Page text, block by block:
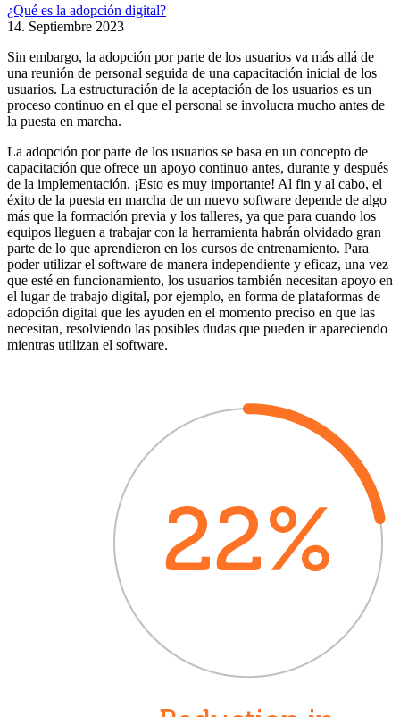
¿Qué es la adopción digital?
14. Septiembre 2023
Sin embargo, la adopción por parte de los usuarios va más allá de
una reunión de personal seguida de una capacitación inicial de los
usuarios. La estructuración de la aceptación de los usuarios es un
proceso continuo en el que el personal se involucra mucho antes de
la puesta en marcha.
La adopción por parte de los usuarios se basa en un concepto de
capacitación que ofrece un apoyo continuo antes, durante y después
de la implementación. ¡Esto es muy importante! Al fin y al cabo, el
éxito de la puesta en marcha de un nuevo software depende de algo
más que la formación previa y los talleres, ya que para cuando los
equipos lleguen a trabajar con la herramienta habrán olvidado gran
parte de lo que aprendieron en los cursos de entrenamiento. Para
poder utilizar el software de manera independiente y eficaz, una vez
que esté en funcionamiento, los usuarios también necesitan apoyo en
el lugar de trabajo digital, por ejemplo, en forma de plataformas de
adopción digital que les ayuden en el momento preciso en que las
necesitan, resolviendo las posibles dudas que pueden ir apareciendo
mientras utilizan el software.